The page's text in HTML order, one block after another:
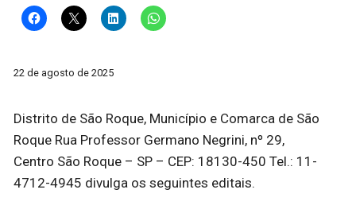
22 de agosto de 2025
Distrito de São Roque, Município e Comarca de São
Roque Rua Professor Germano Negrini, nº 29,
Centro São Roque – SP – CEP: 18130-450 Tel.: 11-
4712-4945 divulga os seguintes editais.